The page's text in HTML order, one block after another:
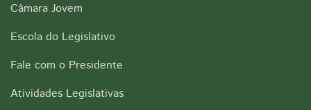
Câmara Jovem
Escola do Legislativo
Fale com o Presidente
Atividades Legislativas